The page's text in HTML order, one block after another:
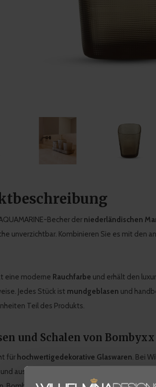
Becher der niederländischen
unverzichtbar. Kombinieren Sie es mit den
eine moderne Rauchfarbe und erhält den
Jedes Stück ist mundgeblasen und
Teil des Produkts.
und Schalen von
für hochwertigedekorative Glaswaren. Bei
aus einem breiten Sortiment wählen.